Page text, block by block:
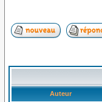
Auteur